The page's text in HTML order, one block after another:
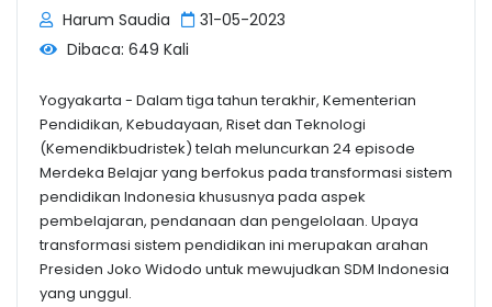
Harum Saudia
31-05-2023
Dibaca: 649 Kali
Yogyakarta - Dalam tiga tahun terakhir, Kementerian
Pendidikan, Kebudayaan, Riset dan Teknologi
(Kemendikbudristek) telah meluncurkan 24 episode
Merdeka Belajar yang berfokus pada transformasi sistem
pendidikan Indonesia khususnya pada aspek
pembelajaran, pendanaan dan pengelolaan. Upaya
transformasi sistem pendidikan ini merupakan arahan
Presiden Joko Widodo untuk mewujudkan SDM Indonesia
yang unggul.